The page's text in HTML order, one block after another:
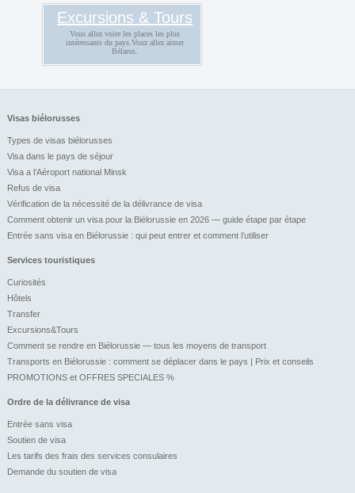
Excursions & Tours
Vous allez voire les places les plus
intéressants du pays.Vouz allez aimer
Bélarus.
Visas biélorusses
Types de visas biélorusses
Visa dans le pays de séjour
Visa a l’Aéroport national Minsk
Refus de visa
Vérification de la nécessité de la délivrance de visa
Comment obtenir un visa pour la Biélorussie en 2026 — guide étape par étape
Entrée sans visa en Biélorussie : qui peut entrer et comment l’utiliser
Services touristiques
Curiosités
Hôtels
Transfer
Excursions&Tours
Comment se rendre en Biélorussie — tous les moyens de transport
Transports en Biélorussie : comment se déplacer dans le pays | Prix et conseils
PROMOTIONS et OFFRES SPECIALES %
Ordre de la délivrance de visa
Entrée sans visa
Soutien de visa
Les tarifs des frais des services consulaires
Demande du soutien de visa